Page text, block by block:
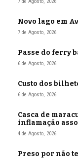
7 de Agosto, 2026
Novo lago em
7 de Agosto, 2026
Passe do ferry
6 de Agosto, 2026
Custo dos
6 de Agosto, 2026
Casca de
inflamação
4 de Agosto, 2026
Preso por não